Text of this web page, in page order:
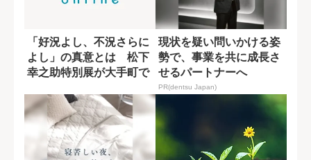
「好況よし、不況さらに
よし」の真意とは 松下
幸之助特別展が大手町で
現状を疑い問いかける姿
勢で、事業を共に成長さ
せるパートナーへ
PR(dentsu Japan)